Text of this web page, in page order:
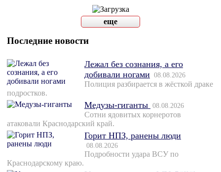
еще
Последние новости
Лежал без сознания, а его
добивали ногами 08.08.2026
Полиция разбирается в жёсткой драке
подростков.
Медузы-гиганты 08.08.2026
Сотни ядовитых корнеротов
атаковали Краснодарский край.
Горит НПЗ, ранены люди
08.08.2026
Подробности удара ВСУ по
Краснодарскому краю.